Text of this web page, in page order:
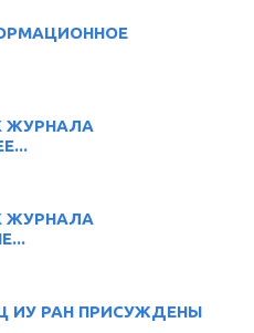
ЖУРНАЛА
ЖУРНАЛА
ИУ РАН ПРИСУЖДЕНЫ